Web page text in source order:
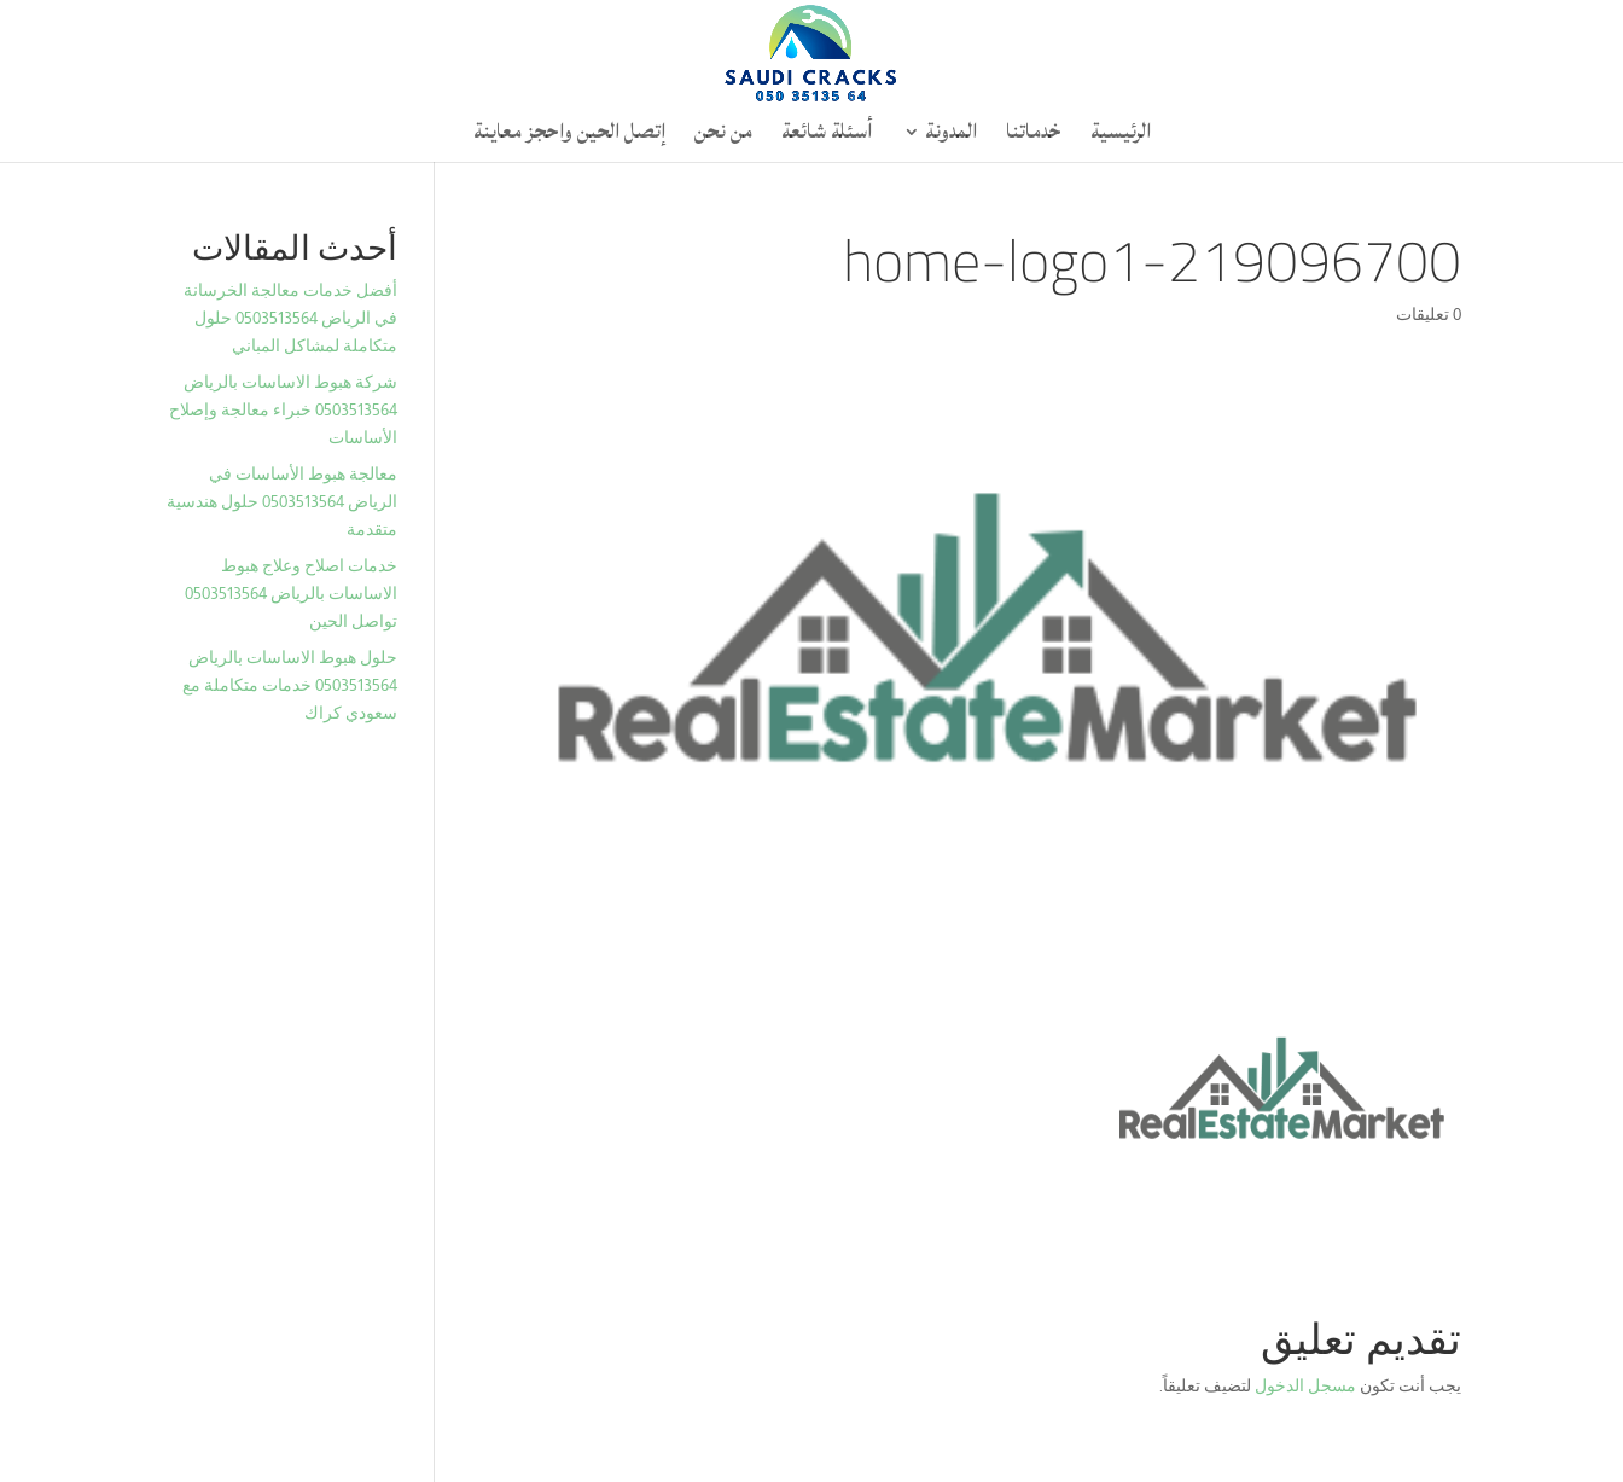
الرئيسية خدماتنا المدونة أسئلة شائعة من نحن إتصل الحين واحجز معاينة
home-logo1-2190967000 تعليقات
تقديم تعليق
يجب أنت تكون مسجل الدخول لتضيف تعليقاً.
أحدث المقالات
أفضل خدمات معالجة الخرسانة
في الرياض 0503513564 حلول
متكاملة لمشاكل المباني
شركة هبوط الاساسات بالرياض
0503513564 خبراء معالجة وإصلاح
الأساسات
معالجة هبوط الأساسات في
الرياض 0503513564 حلول هندسية
متقدمة
خدمات اصلاح وعلاج هبوط
الاساسات بالرياض 0503513564
تواصل الحين
حلول هبوط الاساسات بالرياض
0503513564 خدمات متكاملة مع
سعودي كراك